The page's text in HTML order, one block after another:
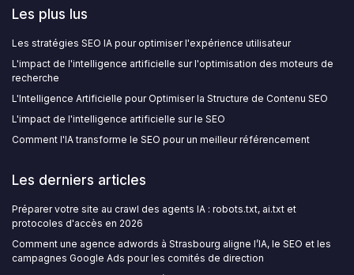
Les plus lus
Les stratégies SEO IA pour optimiser l'expérience utilisateur
L'impact de l'intelligence artificielle sur l'optimisation des moteurs de
recherche
L'Intelligence Artificielle pour Optimiser la Structure de Contenu SEO
L'impact de l'intelligence artificielle sur le SEO
Comment l'IA transforme le SEO pour un meilleur référencement
Les derniers articles
Préparer votre site au crawl des agents IA : robots.txt, ai.txt et
protocoles d'accès en 2026
Comment une agence adwords à Strasbourg aligne l’IA, le SEO et les
campagnes Google Ads pour les comités de direction